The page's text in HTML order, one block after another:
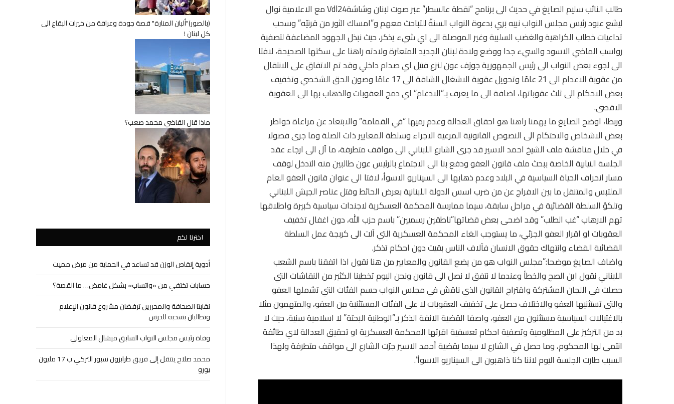
طالب النائب سليم الصايغ في حديث الى برنامج “نقطة عالسطر” عبر صوت لبنان وشاشةVdl24 مع الاعلامية نوال
ليشع عبود رئيس مجلس النواب نبيه بري بدعوة النواب السنةّ للتباحث معهم و”امساك الثور من قرنيّه” وسحب
تداعيات خطاب الكراهية والغضب السلبية وغير الموصلة الى اي شيء يذكر، حيث نبذل الجهود المضاعفة لتصفية
رواسب الماضي الاسود والسيء جدا ووضع ولادة لبنان الجديد المتعثرة ولادته راهنا على سكتها الصحيحة، لافتا
الى لجوء بعض النواب الى رئيس الجمهورية جوزف عون لنزع فتيل اي صدام داخلي وقد تم الاتفاق على الانتقال
من عقوبة الاعدام الى 21 عامًا وتحويل عقوبة الاشغال الشاقة الى 17 عامًا وصون الحق الشخصي وتخفيف
بعض الاحكام الى ثلث عقوباتها، اضافة الى ما يعرف بـ”الادغام” اي دمج العقوبات والذهاب بها الى العقوبة
الاقصى.
وربطا، اوضح الصايغ ما يهمنا راهنا هو احقاق العدالة وعدم رميها “في القمامة” والابتعاد عن مراعاة خواطر
بعض الاشخاص والاحتكام الى النصوص القانونية المرعية الاجراء وسلطة المعايير ذات الصلة وما جرى فصولا
في خلال مناقشة ملف الشيخ احمد الاسير قد جرى الشارع اللبناني الى مواقف متطرفة، ما آل الى ارجاء عقد
الجلسة النيابية الخاصة ببحث ملف قانون العفو ودفع بنا الى الاجتماع بالرئيس عون طالبين منه التدخل لوقف
مسار انحراف الحياة السياسية في البلاد وعدم ذهابها الى السيناريو الاسوأ، لافتا الى عنوان قانون العفو العام
الملتبس والمتنقل ما بين الافراج عن من ضرب اسس الدولة اللبنانية بعرض الحائط وقتل عناصر الجيش اللبناني
وتلكؤ السلطة القضائية في مراحل سابقة، سيما ممارسة المحكمة العسكرية لاجندات سياسية كبيرة واطلاقها
تهم الارهاب “غب الطلب” وقد اضحى بعض قضاتها”ناطقين رسميين” باسم حزب الله، دون اغفال تخفيف
العقوبات او اقرار العفو الجزئي، ما يستوجب الغاء المحكمة العسكرية التي آلت الى كربجة عمل السلطة
القضائية القضاء وانتهاك حقوق الانسان فآلاف الناس بقيت دون احكام تذكر.
واضاف الصايغ موضحا:”مجلس النواب هو من يضع القانون والمعايير من هنا نقول اذا اتفقنا باسم الشعب
اللبناني نقول اين الصح والخطأ وعندما لا نتفق لا نصل الى قانون ونحن اليوم تخطينا الكثير من النقاشات التي
حصلت في اللجان المشتركة واقتراح القانون الذي ناقش في مجلس النواب حسم الفئات التي تشملها العفو
والتي تستثنيها العفو والاختلاف حصل على تخفيف العقوبات لا على الفئات المستثنية من العفو، والمتهمون مثلا
بالاغتيالات السياسية مستثنون من العفو، واصفا القضية الانفة الذكر بـ”الوطنية البحتة” لا اسلامية سنية، حيث لا
بد من التركيز على المظلومية وتصفية احكام تعسفية اقرتها المحكمة العسكرية او تحقيق العدالة لاي طائفة
انتمى لها المحكوم، وما حصل في الشارع لا سيما بقضية أحمد الاسير جرّت الشارع الى مواقف متطرفة ولهذا
السبب طارت الجلسة اليوم لاننا كنا ذاهبون الى السيناريو الاسوأ”.
(بالصور)"ألبان المنارة" قصة جودة وعراقة من خيرات البقاع الى
كل لبنان !
ماذا قال القاضي محمد صعب؟
اخترنا لكم
أدوية إنقاص الوزن قد تساعد في الحماية من مرض مميت
حسابات تختفي من «واتساب» بشكل غامض… ما القصة؟
نقابتا الصحافة والمحررين ترفضان مشروع قانون الإعلام
وتطالبان بسحبه للدرس
وفاة رئيس مجلس النواب السابق ميشال المعلولي
محمد صلاح ينتقل إلى فريق طرابزون سبور التركي ب 17 مليون
يورو